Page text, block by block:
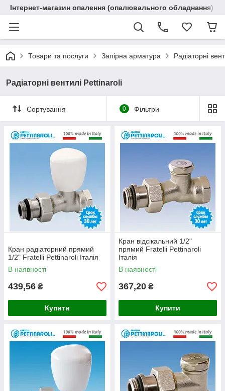
Інтернет-магазин опалення (опалювального обладнання)
Товари та послуги Запірна арматура Радіаторні
Радіаторні вентилі Pettinaroli
Сортування 0 Фільтри
Кран радіаторний прямий
1/2" Fratelli Pettinaroli Італія
В наявності
439,56 ₴
Купити
Кран відсікальний 1/2"
прямий Fratelli Pettinaroli
Італія
В наявності
367,20 ₴
Купити